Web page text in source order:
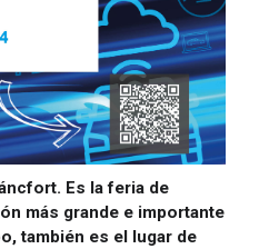
Es la feria de
más grande e importante
también es el lugar de